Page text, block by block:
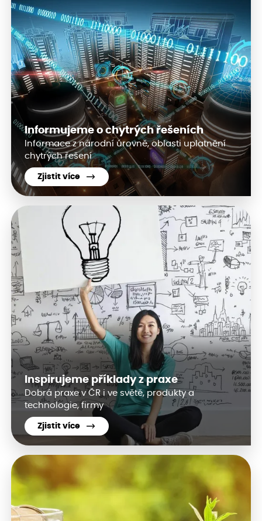
Informujeme o chytrých řešeních
Informace z národní úrovně, oblasti uplatnění
chytrých řešení
Zjistit více
Inspirujeme příklady z praxe
Dobrá praxe v ČR i ve světě, produkty a
technologie, firmy
Zjistit více